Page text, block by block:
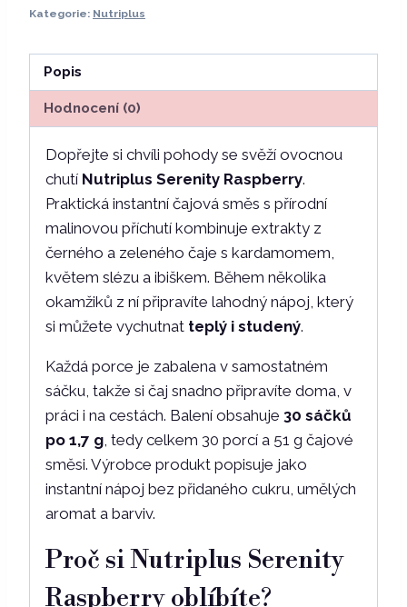
čaj
malinovou
příchutí
množství
Kategorie: Nutriplus
Popis
Hodnocení (0)
Dopřejte si chvíli pohody se svěží ovocnou
chutí Nutriplus Serenity Raspberry.
Praktická instantní čajová směs s přírodní
malinovou příchutí kombinuje extrakty z
černého a zeleného čaje s kardamomem,
květem slézu a ibiškem. Během několika
okamžiků z ní připravíte lahodný nápoj, který
si můžete vychutnat teplý i studený.
Každá porce je zabalena v samostatném
sáčku, takže si čaj snadno připravíte doma, v
práci i na cestách. Balení obsahuje 30 sáčků
po 1,7 g, tedy celkem 30 porcí a 51 g čajové
směsi. Výrobce produkt popisuje jako
instantní nápoj bez přidaného cukru, umělých
aromat a barviv.
Proč si Nutriplus Serenity
Raspberry oblíbíte?